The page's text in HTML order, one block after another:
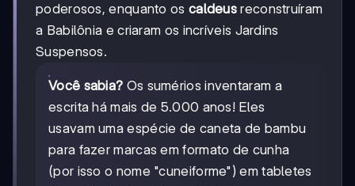
poderosos, enquanto os caldeus reconstruíram
a Babilônia e criaram os incríveis Jardins
Suspensos.
Você sabia? Os sumérios inventaram a
escrita há mais de 5.000 anos! Eles
usavam uma espécie de caneta de bambu
para fazer marcas em formato de cunha
(por isso o nome "cuneiforme") em tabletes